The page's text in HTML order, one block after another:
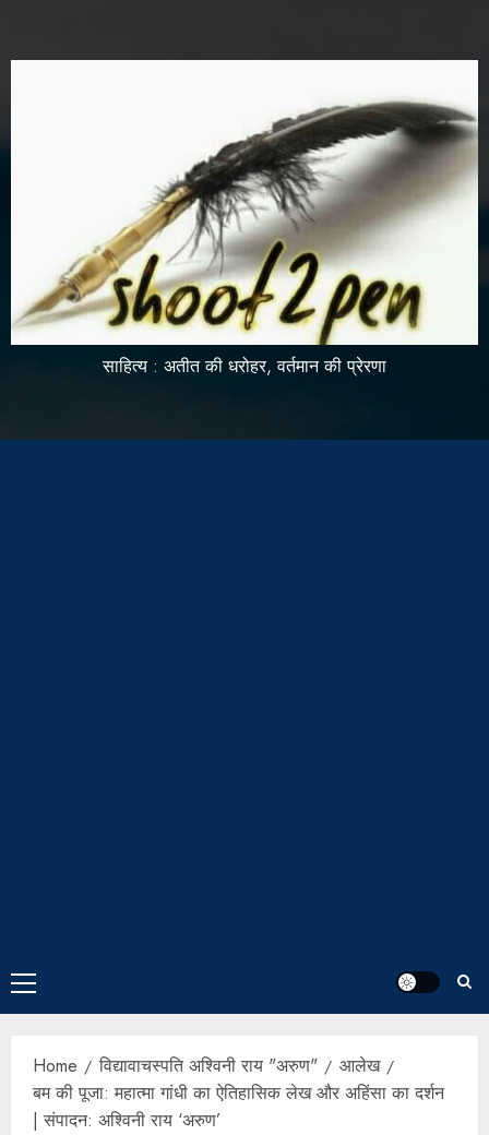
साहित्य : अतीत की धरोहर, वर्तमान की प्रेरणा
Home विद्यावाचस्पति अश्विनी राय "अरुण"
आलेख
बम की पूजा: महात्मा गांधी का ऐतिहासिक लेख और अहिंसा का दर्शन
| संपादन: अश्विनी राय ‘अरुण’